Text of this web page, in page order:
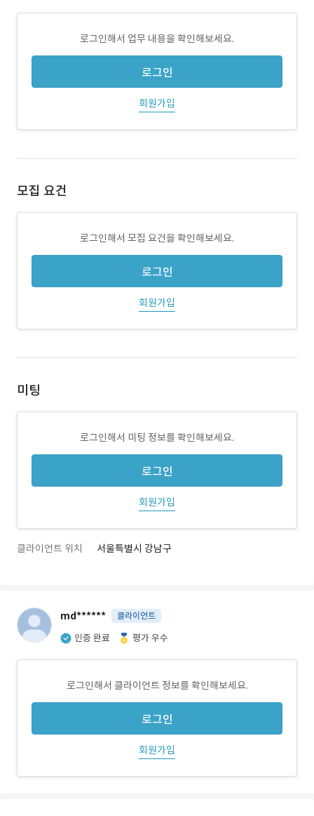
로그인해서 업무 내용을 확인해보세요.
로그인
회원가입
모집 요건
로그인해서 모집 요건을 확인해보세요.
로그인
회원가입
미팅
로그인해서 미팅 정보를 확인해보세요.
로그인
회원가입
클라이언트 위치 서울특별시 강남구
md****** 클라이언트
인증 완료 평가 우수
로그인해서 클라이언트 정보를 확인해보세요.
로그인
회원가입